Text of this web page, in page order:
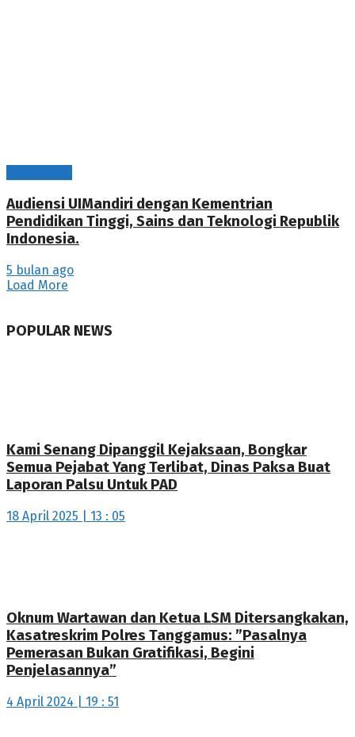
Audiensi UIMandiri dengan Kementrian
Pendidikan Tinggi, Sains dan Teknologi Republik
Indonesia.
5 bulan ago
Load More
POPULAR NEWS
Kami Senang Dipanggil Kejaksaan, Bongkar
Semua Pejabat Yang Terlibat, Dinas Paksa Buat
Laporan Palsu Untuk PAD
18 April 2025 | 13 : 05
Oknum Wartawan dan Ketua LSM Ditersangkakan,
Kasatreskrim Polres Tanggamus: ”Pasalnya
Pemerasan Bukan Gratifikasi, Begini
Penjelasannya”
4 April 2024 | 19 : 51